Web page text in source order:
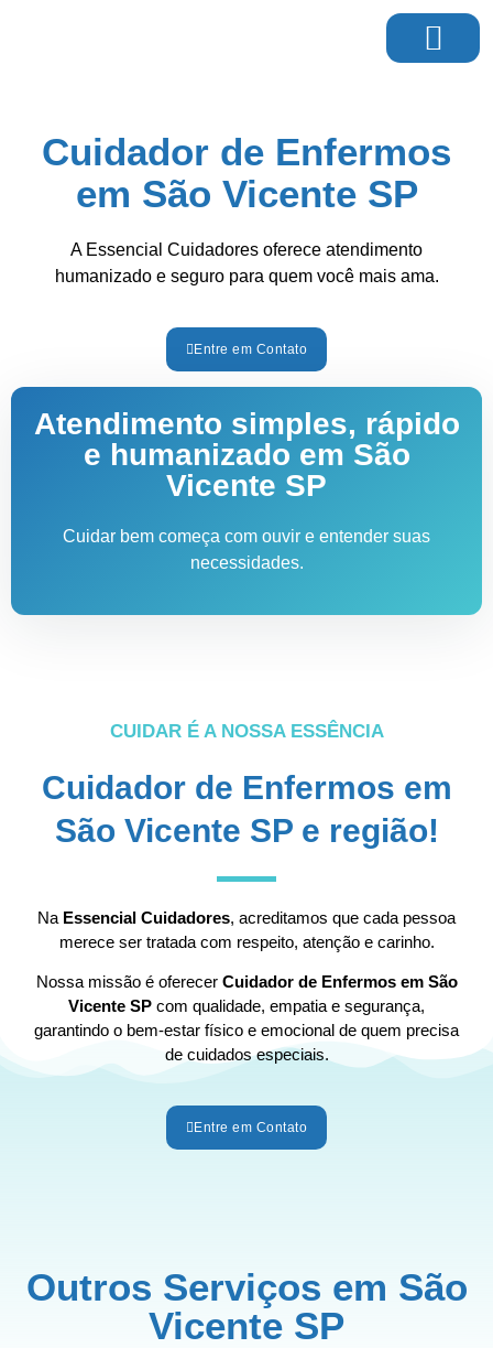
Cuidador de Enfermos
em São Vicente SP
A Essencial Cuidadores oferece atendimento
humanizado e seguro para quem você mais ama.
Entre em Contato
Atendimento simples, rápido
e humanizado em São
Vicente SP
Cuidar bem começa com ouvir e entender suas
necessidades.
CUIDAR É A NOSSA ESSÊNCIA
Cuidador de Enfermos em
São Vicente SP e região!
Na Essencial Cuidadores, acreditamos que cada pessoa
merece ser tratada com respeito, atenção e carinho.
Nossa missão é oferecer Cuidador de Enfermos em São
Vicente SP com qualidade, empatia e segurança,
garantindo o bem-estar físico e emocional de quem precisa
de cuidados especiais.
Entre em Contato
Outros Serviços em São
Vicente SP